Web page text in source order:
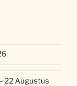
22 Augustus